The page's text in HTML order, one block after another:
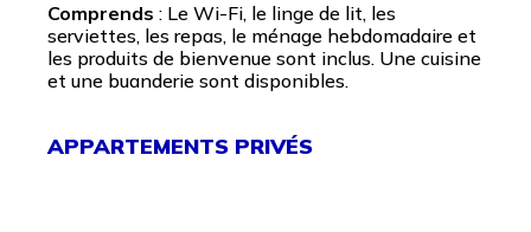
Comprends : Le Wi-Fi, le linge de lit, les
serviettes, les repas, le ménage hebdomadaire et
les produits de bienvenue sont inclus. Une cuisine
et une buanderie sont disponibles.
APPARTEMENTS PRIVÉS